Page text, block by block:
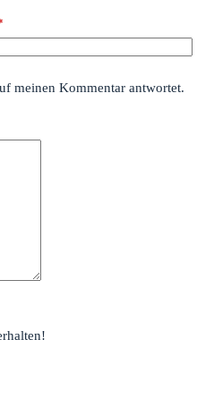
meinen Kommentar antwortet.